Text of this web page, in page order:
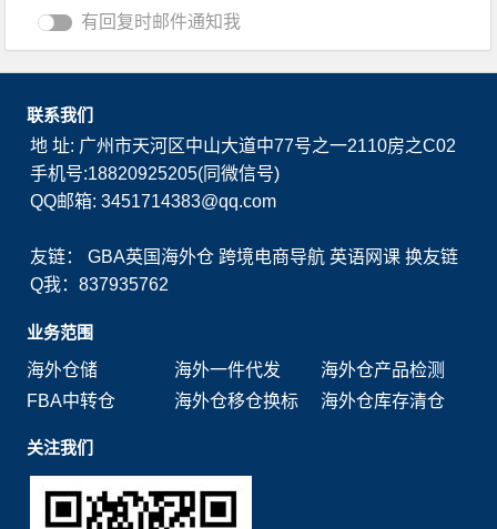
有回复时邮件通知我
联系我们
地 址: 广州市天河区中山大道中77号之一2110房之C02
手机号:18820925205(同微信号)
QQ邮箱: 3451714383@qq.com
友链：GBA英国海外仓 跨境电商导航 英语网课 换友链
Q我：837935762
业务范围
海外仓储
海外一件代发
海外仓产品检测
FBA中转仓
海外仓移仓换标 海外仓库存清仓
关注我们